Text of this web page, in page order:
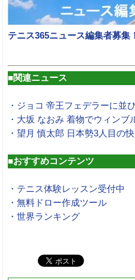
テニス365ニュース編集者募集
■関連ニュース
・ジョコ 帝王フェデラーに並
・大坂 なおみ 着物でウィンブ
・望月 慎太郎 日本勢3人目の
■おすすめコンテンツ
・テニス体験レッスン受付中
・無料ドロー作成ツール
・世界ランキング